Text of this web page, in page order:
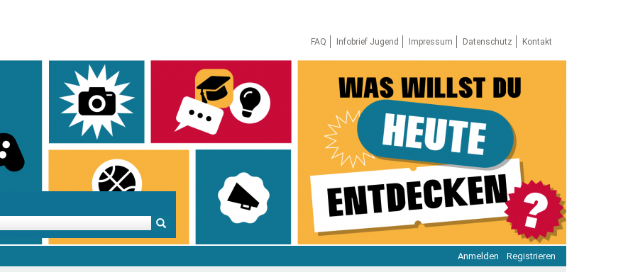
FAQ
Infobrief Jugend Impressum Datenschutz Kontakt
Anmelden Registrieren